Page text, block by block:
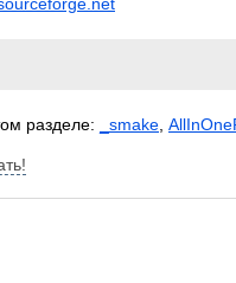
разделе: _smake